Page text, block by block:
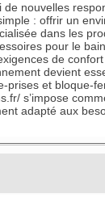
de nouvelles
: offrir un
dans les
pour le
de
devient
prises et bloque-
s’impose
adapté aux